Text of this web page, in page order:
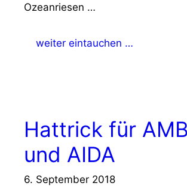
Ozeanriesen …
weiter eintauchen …
Hattrick für
und AIDA
6. September 2018